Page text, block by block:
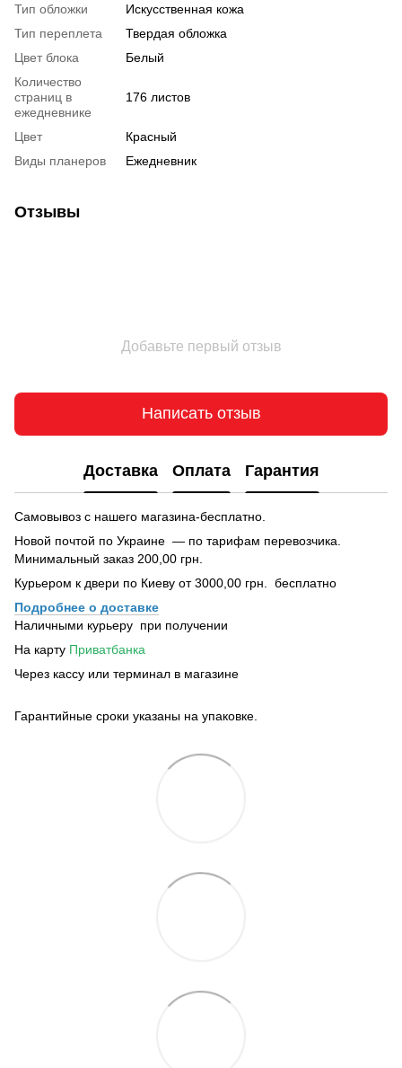
Тип обложки
Искусственная кожа
Тип переплета
Твердая обложка
Цвет блока
Белый
Количество
страниц в
ежедневнике
176 листов
Цвет
Красный
Виды планеров
Ежедневник
Отзывы
Добавьте первый отзыв
Написать отзыв
Доставка Оплата Гарантия
Самовывоз с нашего магазина-бесплатно.
Новой почтой по Украине — по тарифам перевозчика.
Минимальный заказ 200,00 грн.
Курьером к двери по Киеву от 3000,00 грн. бесплатно
Подробнее о доставке
Наличными курьеру при получении
На карту Приватбанка
Через кассу или терминал в магазине
Гарантийные сроки указаны на упаковке.